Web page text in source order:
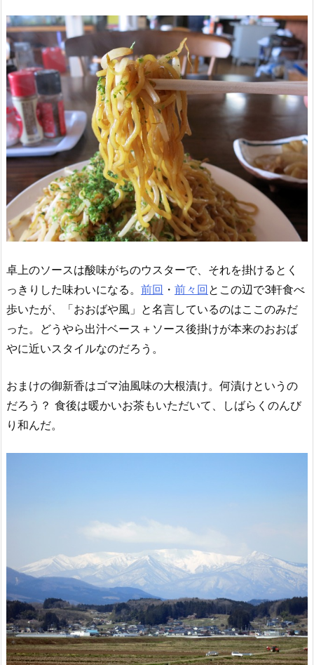
卓上のソースは酸味がちのウスターで、それを掛けるとく
っきりした味わいになる。 前回 ・ 前々回とこの辺で3軒食べ
歩いたが、「おおばや風」と名言しているのはここのみだ
った。どうやら出汁ベース＋ソース後掛けが本来のおおば
やに近いスタイルなのだろう。
おまけの御新香はゴマ油風味の大根漬け。何漬けというの
だろう？ 食後は暖かいお茶もいただいて、しばらくのんび
り和んだ。